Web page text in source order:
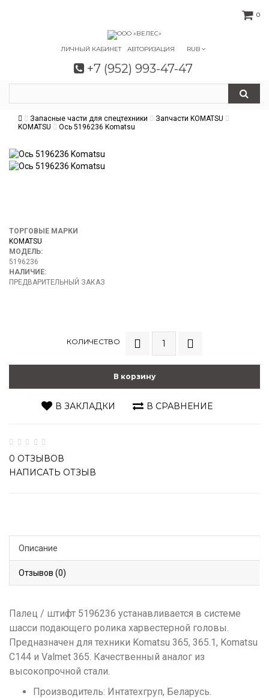
0
ЛИЧНЫЙ КАБИНЕТ АВТОРИЗАЦИЯ RUB
+7 (952) 993-47-47
Запасные части для спецтехники
Запчасти KOMATSU
KOMATSU
Ось 5196236 Komatsu
ТОРГОВЫЕ МАРКИ
KOMATSU
МОДЕЛЬ:
5196236
НАЛИЧИЕ:
ПРЕДВАРИТЕЛЬНЫЙ ЗАКАЗ
КОЛИЧЕСТВО
В корзину
В ЗАКЛАДКИ В СРАВНЕНИЕ
0 ОТЗЫВОВ
НАПИСАТЬ ОТЗЫВ
Описание
Отзывов (0)
Палец / штифт 5196236 устанавливается в системе
шасси подающего ролика харвестерной головы.
Предназначен для техники Komatsu 365, 365.1, Komatsu
С144 и Valmet 365. Качественный аналог из
высокопрочной стали.
Производитель: Интатехгруп, Беларусь.